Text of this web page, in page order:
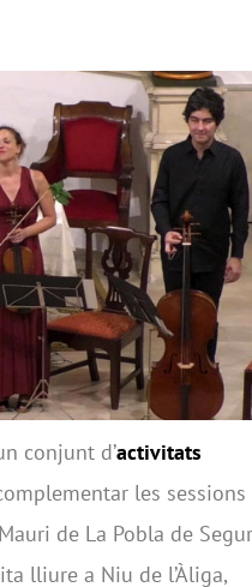
conjunt d’activitats
les sessions
de La Pobla de
lliure a Niu de l’Àliga,